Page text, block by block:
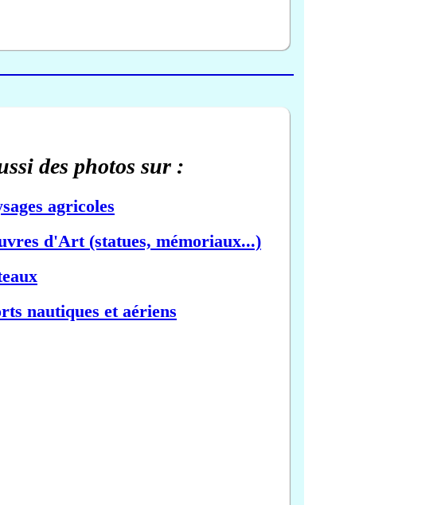
des photos sur :
agricoles
d'Art (statues, mémoriaux...)
nautiques et aériens